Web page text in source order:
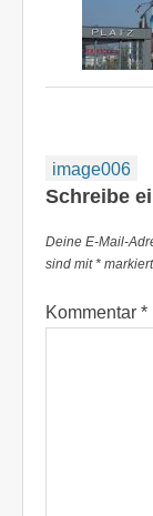
image006
Schreibe
Deine E-Mail-
sind mit* markiert
Kommentar *